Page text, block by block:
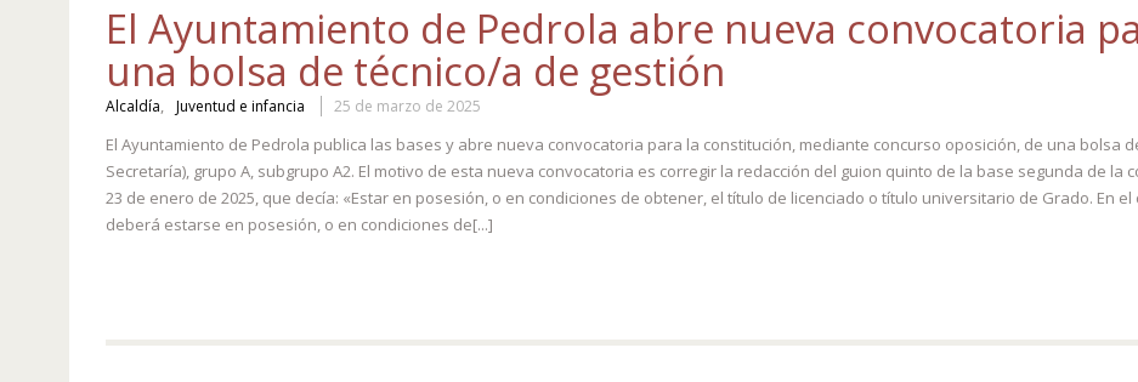
El Ayuntamiento de Pedrola abre nueva convocatoria
una bolsa de técnico/a de gestión
Alcaldía, Juventud e infancia 25 de marzo de 2025
El Ayuntamiento de Pedrola publica las bases y abre nueva convocatoria para la constitución, mediante concurso oposición, de una bolsa
Secretaría), grupo A, subgrupo A2. El motivo de esta nueva convocatoria es corregir la redacción del guion quinto de la base segunda de
23 de enero de 2025, que decía: «Estar en posesión, o en condiciones de obtener, el título de licenciado o título universitario de Grado. En
deberá estarse en posesión, o en condiciones de[...]